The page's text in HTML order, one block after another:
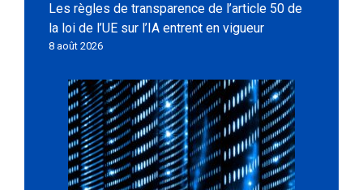
Les règles de transparence de l’article 50 de
la loi de l’UE sur l’IA entrent en vigueur
8 août 2026